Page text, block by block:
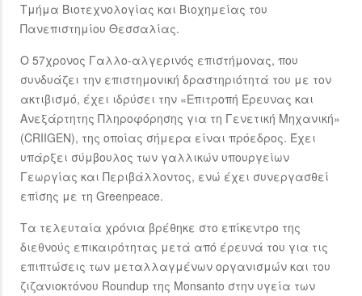
Τμήμα Βιοτεχνολογίας και Βιοχημείας του
Πανεπιστημίου Θεσσαλίας.
Ο 57χρονος Γαλλο-αλγερινός επιστήμονας, που
συνδυάζει την επιστημονική δραστηριότητά του με τον
ακτιβισμό, έχει ιδρύσει την «Επιτροπή Έρευνας και
Ανεξάρτητης Πληροφόρησης για τη Γενετική Μηχανική»
(CRIIGEN), της οποίας σήμερα είναι πρόεδρος. Έχει
υπάρξει σύμβουλος των γαλλικών υπουργείων
Γεωργίας και Περιβάλλοντος, ενώ έχει συνεργασθεί
επίσης με τη Greenpeace.
Tα τελευταία χρόνια βρέθηκε στο επίκεντρο της
διεθνούς επικαιρότητας μετά από έρευνά του για τις
επιπτώσεις των μεταλλαγμένων οργανισμών και του
ζιζανιοκτόνου Roundup της Monsanto στην υγεία των